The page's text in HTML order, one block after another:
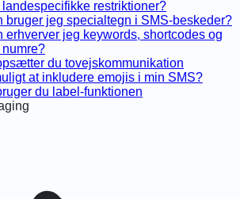
landespecifikke restriktioner?
bruger jeg specialtegn i SMS-beskeder?
erhverver jeg keywords, shortcodes og
du tovejskommunikation
at inkludere emojis i min SMS?
du label-funktionen